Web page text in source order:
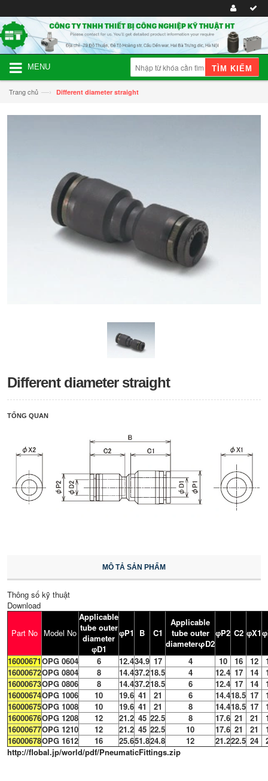
MENU TÌM KIẾM
Trang chủ —› Different diameter straight
Different diameter straight
TỔNG QUAN
MÔ TẢ SẢN PHẨM
Thông số kỹ thuật
Download
Part No Model No
Applicable
tube outer
diameter
φD1
φP1 B C1
Applicable
tube outer
diameterφD2
φP2 C2 φX1 φ
16000671OPG 0604 6 12.434.9 17 4 10 16 12
16000672OPG 0804 8 14.437.218.5 4 12.4 17 14
16000673OPG 0806 8 14.437.218.5 6 12.4 17 14
16000674OPG 1006 10 19.6 41 21 6 14.418.5 17
16000675OPG 1008 10 19.6 41 21 8 14.418.5 17
16000676OPG 1208 12 21.2 45 22.5 8 17.6 21 21
16000677OPG 1210 12 21.2 45 22.5 10 17.6 21 21
16000678OPG 1612 16 25.651.824.8 12 21.222.5 24
http://flobal.jp/world/pdf/PneumaticFittings.zip